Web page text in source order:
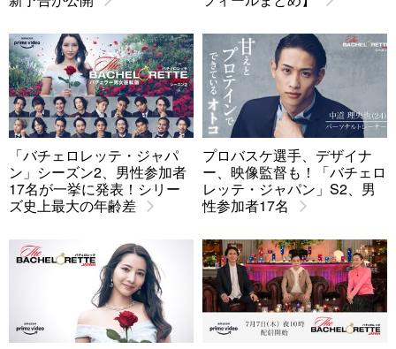
「バチェロレッテ・ジャパ
ン」シーズン2、男性参加者
17名が一挙に発表！シリー
ズ史上最大の年齢差
プロバスケ選手、デザイナ
ー、映像監督も！「バチェロ
レッテ・ジャパン」S2、男
性参加者17名